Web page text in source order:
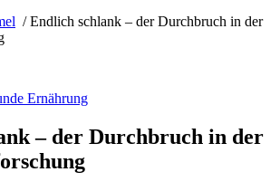
/Endlich schlank – der Durchbruch in der
Ernährung
– der Durchbruch in der